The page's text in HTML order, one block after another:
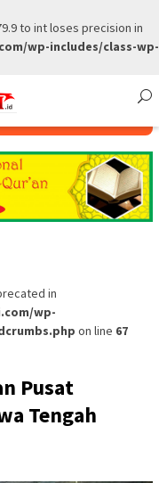
to int loses precision in
wp-includes/class-wp-
in
wp-
on line 67
Pusat
Tengah